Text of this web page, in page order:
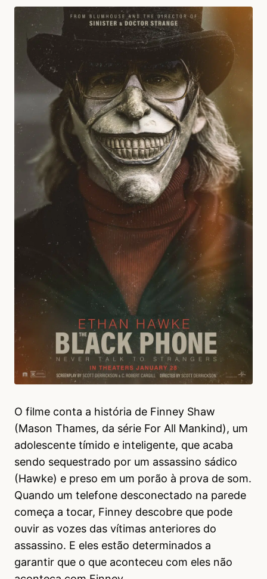
O filme conta a história de Finney Shaw
(Mason Thames, da série For All Mankind), um
adolescente tímido e inteligente, que acaba
sendo sequestrado por um assassino sádico
(Hawke) e preso em um porão à prova de som.
Quando um telefone desconectado na parede
começa a tocar, Finney descobre que pode
ouvir as vozes das vítimas anteriores do
assassino. E eles estão determinados a
garantir que o que aconteceu com eles não